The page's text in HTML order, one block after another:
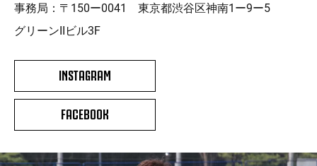
事務局：〒150ー0041 東京都渋谷区神南1ー9ー5
グリーンIIビル3F
INSTAGRAM
FACEBOOK